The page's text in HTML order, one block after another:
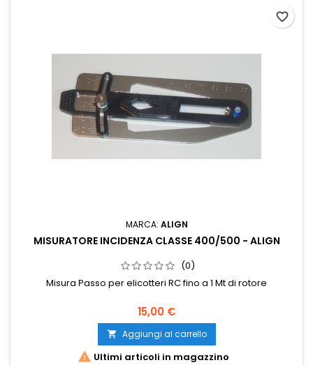
MARCA: ALIGN
MISURATORE INCIDENZA CLASSE 400/500 - ALIGN
(0)
Misura Passo per elicotteri RC fino a 1 Mt di rotore
15,00 €
 Aggiungi al carrello
 Ultimi articoli in magazzino
favorite_border